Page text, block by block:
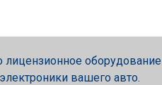
оборудование
вашего авто.